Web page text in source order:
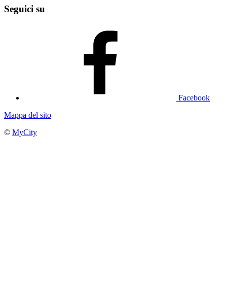
Seguici su
Facebook
Mappa del sito
© MyCity